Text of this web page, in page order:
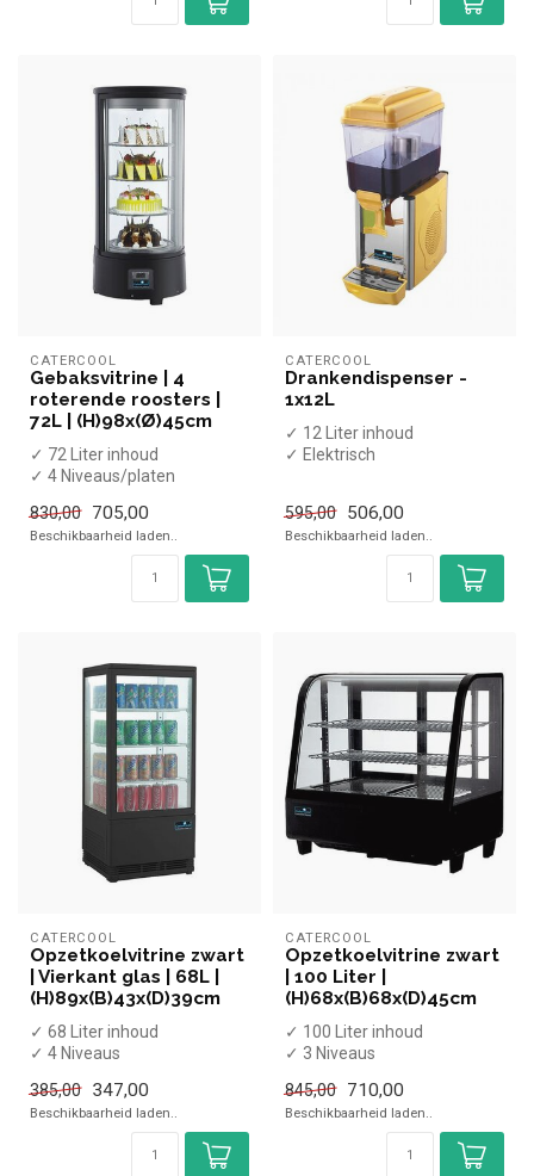
CATERCOOL
Gebaksvitrine | 4
roterende roosters |
72L | (H)98x(Ø)45cm
✓ 72 Liter inhoud
✓ 4 Niveaus/platen
✓ 0 tot +10 graden
✓ Bre...
830,00 705,00
Beschikbaarheid laden..
CATERCOOL
Drankendispenser -
1x12L
✓ 12 Liter inhoud
✓ Elektrisch
595,00
506,00
Beschikbaarheid laden..
CATERCOOL
Opzetkoelvitrine zwart
| Vierkant glas | 68L |
(H)89x(B)43x(D)39cm
✓ 68 Liter inhoud
✓ 4 Niveaus
✓ 0 tot +12 graden
✓ Breedte 42...
385,00 347,00
Beschikbaarheid laden..
CATERCOOL
Opzetkoelvitrine zwart
| 100 Liter |
(H)68x(B)68x(D)45cm
✓ 100 Liter inhoud
✓ 3 Niveaus
✓ +1 tot +12 graden
✓ Breedte ...
845,00 710,00
Beschikbaarheid laden..